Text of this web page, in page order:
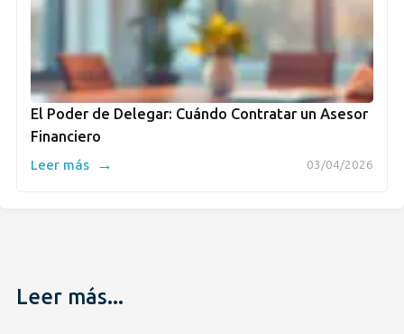
El Poder de Delegar: Cuándo Contratar un Asesor
Financiero
03/04/2026
Leer más →
Leer más...